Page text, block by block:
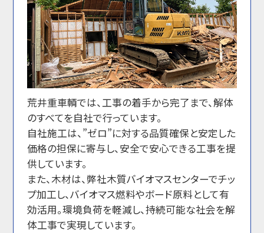
荒井重車輌では、工事の着手から完了まで、解体
のすべてを自社で行っています。
自社施工は、”ゼロ”に対する品質確保と安定した
価格の担保に寄与し、安全で安心できる工事を提
供しています。
また、木材は、弊社木質バイオマスセンターでチッ
プ加工し、バイオマス燃料やボード原料として有
効活用。環境負荷を軽減し、持続可能な社会を解
体工事で実現しています。